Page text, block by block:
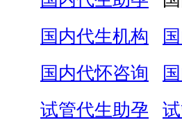
国内代生机构
国内代怀咨询
试管代生助孕